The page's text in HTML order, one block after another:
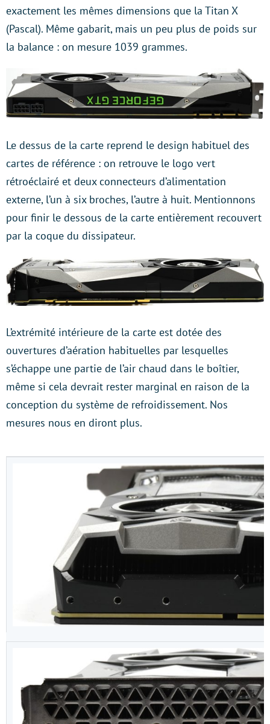
exactement les mêmes dimensions que la Titan X
(Pascal). Même gabarit, mais un peu plus de poids sur
la balance : on mesure 1039 grammes.
Le dessus de la carte reprend le design habituel des
cartes de référence : on retrouve le logo vert
rétroéclairé et deux connecteurs d’alimentation
externe, l’un à six broches, l’autre à huit. Mentionnons
pour finir le dessous de la carte entièrement recouvert
par la coque du dissipateur.
L’extrémité intérieure de la carte est dotée des
ouvertures d’aération habituelles par lesquelles
s’échappe une partie de l’air chaud dans le boîtier,
même si cela devrait rester marginal en raison de la
conception du système de refroidissement. Nos
mesures nous en diront plus.